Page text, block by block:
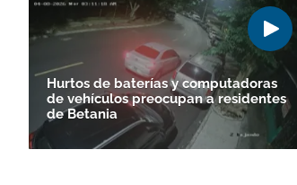
Hurtos de baterías y computadoras
de vehículos preocupan a residentes
de Betania